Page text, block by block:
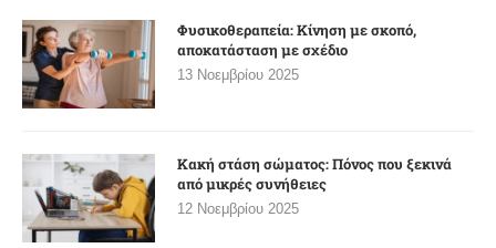
Φυσικοθεραπεία: Κίνηση με σκοπό,
αποκατάσταση με σχέδιο
13 Νοεμβρίου 2025
Κακή στάση σώματος: Πόνος που ξεκινά
από μικρές συνήθειες
12 Νοεμβρίου 2025